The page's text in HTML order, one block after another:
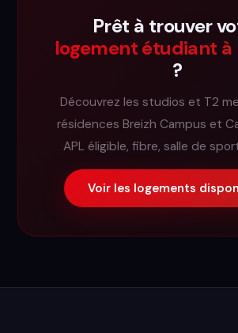
Prêt à trouver
logement étudiant à
?
Découvrez les studios et T2
résidences Breizh Campus et
APL éligible, fibre, salle de
Voir les logements